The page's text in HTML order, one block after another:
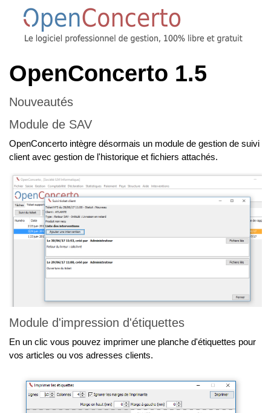
OpenConcerto 1.5
Nouveautés
Module de SAV
OpenConcerto intègre désormais un module de gestion de suivi
client avec gestion de l'historique et fichiers attachés.
Module d'impression d'étiquettes
En un clic vous pouvez imprimer une planche d'étiquettes pour
vos articles ou vos adresses clients.